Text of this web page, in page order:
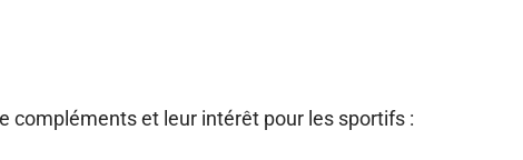
compléments et leur intérêt pour les sportifs :